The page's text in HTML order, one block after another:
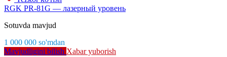
RGK PR-81G — лазерный уровень
Sotuvda mavjud
1 000 000 so'mdan
Mavjudligini bilish Xabar yuborish